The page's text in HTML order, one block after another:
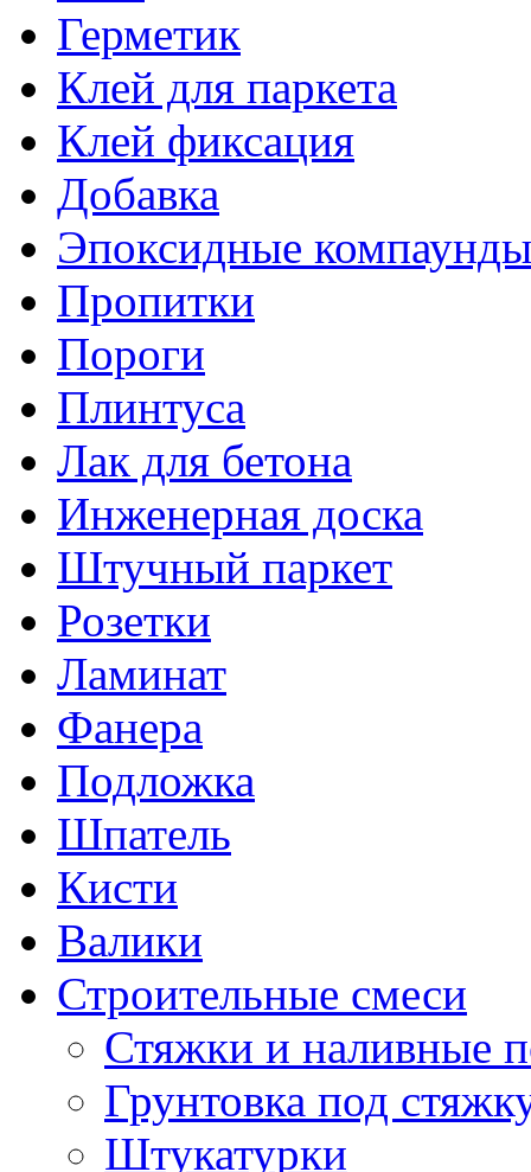
Герметик
Клей для паркета
Клей фиксация
Добавка
Эпоксидные компаунды
Пропитки
Пороги
Плинтуса
Лак для бетона
Инженерная доска
Штучный паркет
Розетки
Ламинат
Фанера
Подложка
Шпатель
Кисти
Валики
Строительные смеси
Стяжки и наливные
Грунтовка под
Штукатурки